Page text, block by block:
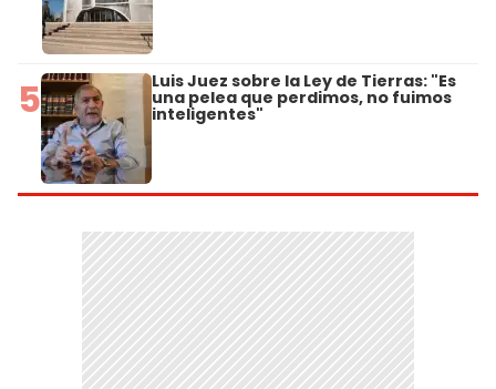
5 Luis Juez sobre la Ley de Tierras: "Es
una pelea que perdimos, no fuimos
inteligentes"